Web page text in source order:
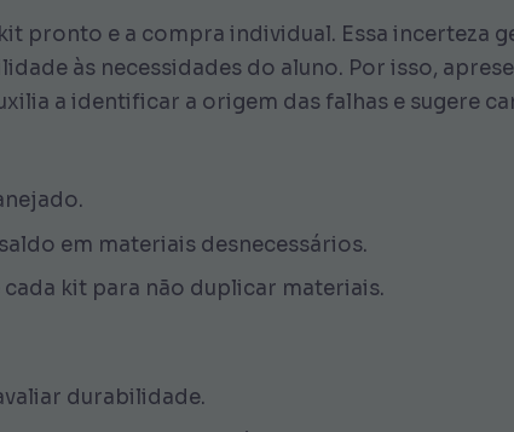
pronto e a compra individual. Essa incerteza
às necessidades do aluno. Por isso,
a identificar a origem das falhas e sugere
em materiais desnecessários.
kit para não duplicar materiais.
durabilidade.